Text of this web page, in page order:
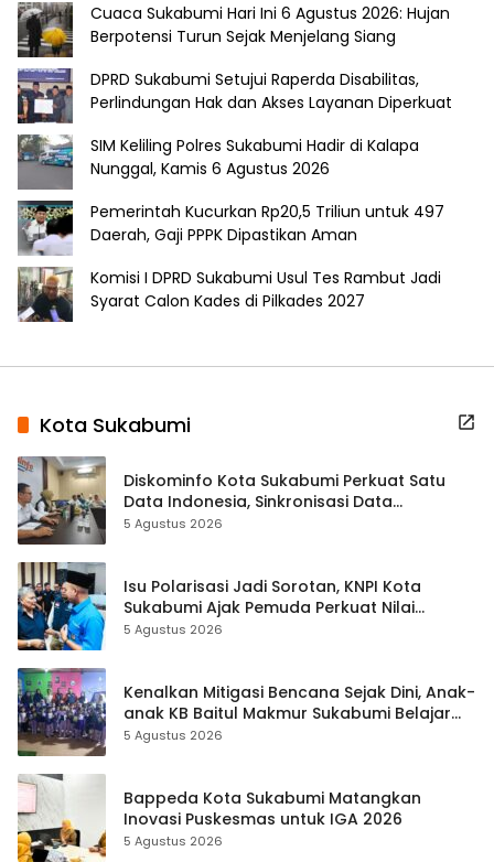
Cuaca Sukabumi Hari Ini 6 Agustus 2026: Hujan
Berpotensi Turun Sejak Menjelang Siang
DPRD Sukabumi Setujui Raperda Disabilitas,
Perlindungan Hak dan Akses Layanan Diperkuat
SIM Keliling Polres Sukabumi Hadir di Kalapa
Nunggal, Kamis 6 Agustus 2026
Pemerintah Kucurkan Rp20,5 Triliun untuk 497
Daerah, Gaji PPPK Dipastikan Aman
Komisi I DPRD Sukabumi Usul Tes Rambut Jadi
Syarat Calon Kades di Pilkades 2027
Kota Sukabumi
Diskominfo Kota Sukabumi Perkuat Satu
Data Indonesia, Sinkronisasi Data
Kewilayahan Dikebut
5 Agustus 2026
Isu Polarisasi Jadi Sorotan, KNPI Kota
Sukabumi Ajak Pemuda Perkuat Nilai
Kebangsaan
5 Agustus 2026
Kenalkan Mitigasi Bencana Sejak Dini, Anak-
anak KB Baitul Makmur Sukabumi Belajar
Lewat Boneka Tangan
5 Agustus 2026
Bappeda Kota Sukabumi Matangkan
Inovasi Puskesmas untuk IGA 2026
5 Agustus 2026